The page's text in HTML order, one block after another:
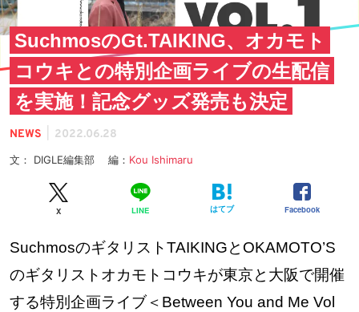
SuchmosのGt.TAIKING、オカモト
コウキとの特別企画ライブの生配信
を実施！記念グッズ発売も決定
NEWS 2022.06.28
文： DIGLE編集部 編： Kou Ishimaru
X LINE はてブ Facebook
SuchmosのギタリストTAIKINGとOKAMOTO’S
のギタリストオカモトコウキが東京と大阪で開催
する特別企画ライブ＜Between You and Me Vol